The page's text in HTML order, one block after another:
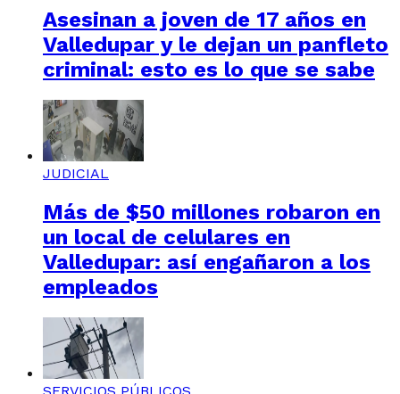
Asesinan a joven de 17 años en
Valledupar y le dejan un panfleto
criminal: esto es lo que se sabe
JUDICIAL
Más de $50 millones robaron en
un local de celulares en
Valledupar: así engañaron a los
empleados